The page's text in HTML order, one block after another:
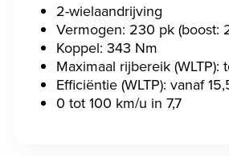
2-wielaandrijving
Vermogen: 230 pk (boost:
Koppel: 343 Nm
Maximaal rijbereik (WLTP):
Efficiëntie (WLTP): vanaf
0 tot 100 km/u in 7,7